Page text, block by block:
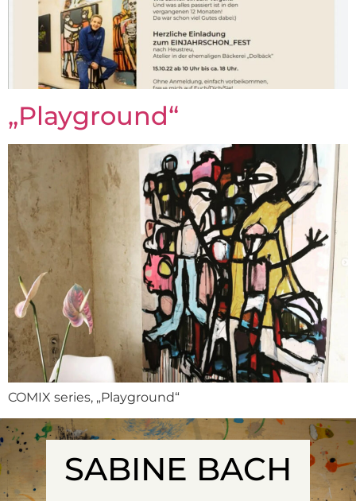
„Playground“
COMIX series, „Playground“
SABINE BACH